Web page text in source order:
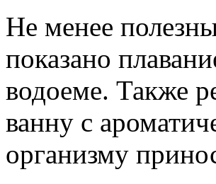
Не менее
показано
водоеме. Также
ванну с
организму